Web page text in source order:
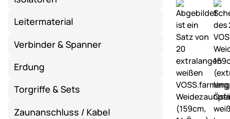
Leitermaterial
Verbinder & Spanner
Erdung
Torgriffe & Sets
Zaunanschluss / Kabel